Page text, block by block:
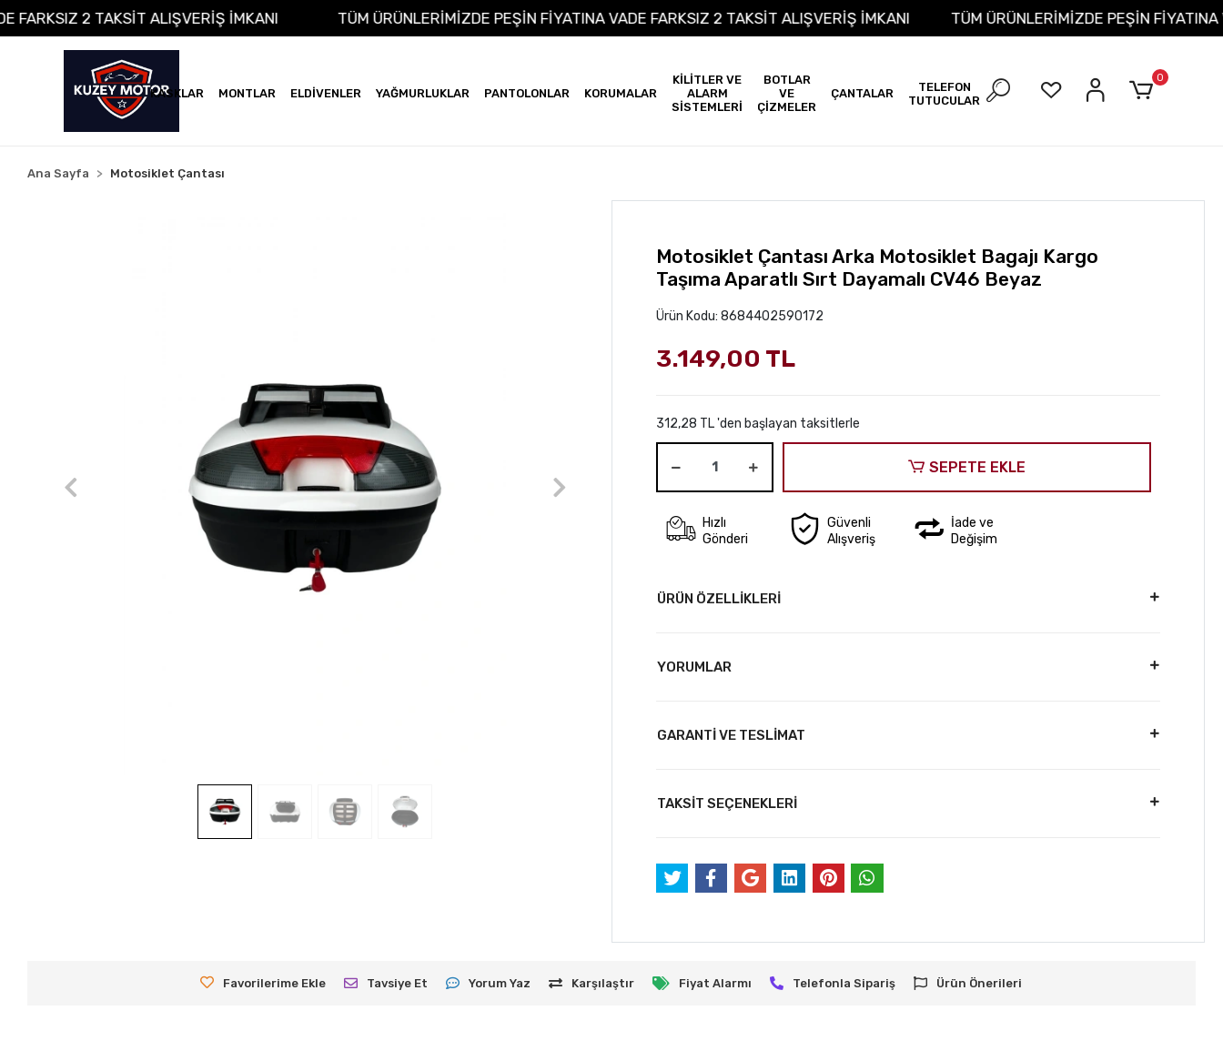
FARKSIZ 2 TAKSİT ALIŞVERİŞ İMKANI TÜM ÜRÜNLERİMİZDE PEŞİN FİYATINA VADE FARKSIZ 2 TAKSİT ALIŞVERİŞ İMKANI TÜM ÜRÜNLERİMİZDE PEŞİN
KASKLAR MONTLAR ELDİVENLER YAĞMURLUKLAR PANTOLONLAR KORUMALAR
KİLİTLER VE
ALARM
SİSTEMLERİ
BOTLAR
VE
ÇİZMELER
ÇANTALAR
TELEFON
TUTUCULAR
0
Ana Sayfa Motosiklet Çantası
Motosiklet Çantası Arka Motosiklet Bagajı Kargo
Taşıma Aparatlı Sırt Dayamalı CV46 Beyaz
Ürün Kodu: 8684402590172
3.149,00 TL
312,28 TL 'den başlayan taksitlerle
SEPETE EKLE
Hızlı
Gönderi
Güvenli
Alışveriş
İade ve
Değişim
ÜRÜN ÖZELLİKLERİ
YORUMLAR
GARANTİ VE TESLİMAT
TAKSİT SEÇENEKLERİ
Favorilerime Ekle Tavsiye Et Yorum Yaz Karşılaştır Fiyat Alarmı Telefonla Sipariş Ürün Önerileri